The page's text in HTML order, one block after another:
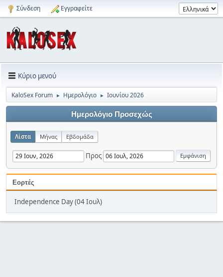
Σύνδεση Εγγραφείτε
Κύριο μενού
KaloSex Forum ► Ημερολόγιο ► Ιουνίου 2026
Ημερολόγιο Προσεχώς
Λίστα Μήνας Εβδομάδα
Προς
Εορτές
Independence Day (04 Ιουλ)